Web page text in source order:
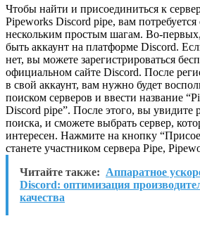
Чтобы найти и присоединиться к
Pipeworks Discord pipe, вам потребуется
нескольким простым шагам. Во-
быть аккаунт на платформе Discord.
нет, вы можете зарегистрироваться
официальном сайте Discord. После
в свой аккаунт, вам нужно будет
поиском серверов и ввести название
Discord pipe”. После этого, вы увидите
поиска, и сможете выбрать сервер,
интересен. Нажмите на кнопку
станете участником сервера Pipe,
Читайте также: Аппаратное
Discord: оптимизация
качества